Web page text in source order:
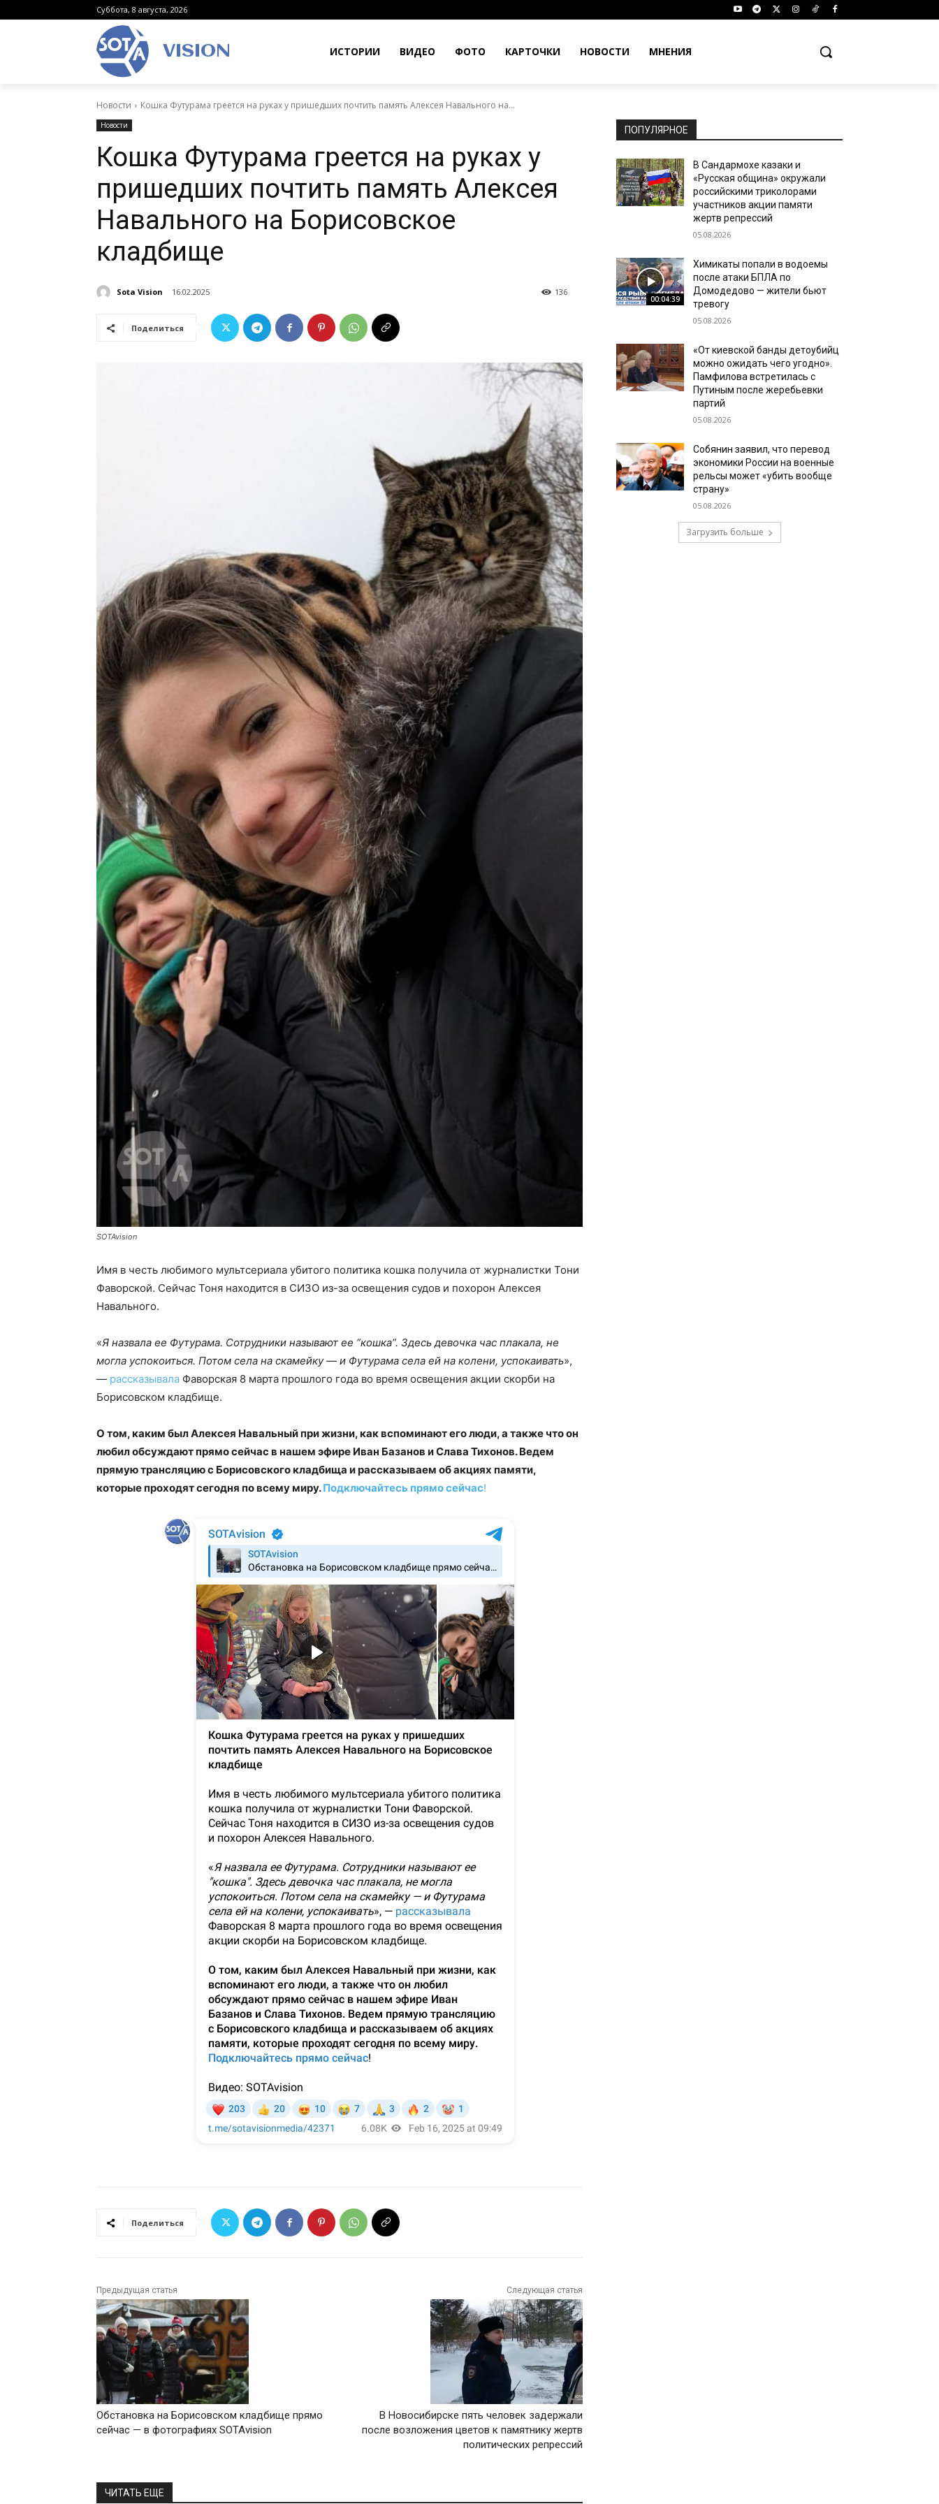
Суббота, 8 августа, 2026
VISION ИСТОРИИ ВИДЕО ФОТО КАРТОЧКИ НОВОСТИ МНЕНИЯ
Новости Кошка Футурама греется на руках у пришедших почтить память Алексея Навального на...
Новости
Кошка Футурама греется на руках у
пришедших почтить память Алексея
Навального на Борисовское
кладбище
Sota Vision 16.02.2025 136
Поделиться
SOTAvision
Имя в честь любимого мультсериала убитого политика кошка получила от журналистки Тони
Фаворской. Сейчас Тоня находится в СИЗО из-за освещения судов и похорон Алексея
Навального.
«Я назвала ее Футурама. Сотрудники называют ее “кошка”. Здесь девочка час плакала, не
могла успокоиться. Потом села на скамейку — и Футурама села ей на колени, успокаивать»,
— рассказывала Фаворская 8 марта прошлого года во время освещения акции скорби на
Борисовском кладбище.
О том, каким был Алексея Навальный при жизни, как вспоминают его люди, а также что он
любил обсуждают прямо сейчас в нашем эфире Иван Базанов и Слава Тихонов. Ведем
прямую трансляцию с Борисовского кладбища и рассказываем об акциях памяти,
которые проходят сегодня по всему миру.Подключайтесь прямо сейчас!
Поделиться
Предыдущая статья
Обстановка на Борисовском кладбище прямо
сейчас — в фотографиях SOTAvision
Следующая статья
В Новосибирске пять человек задержали
после возложения цветов к памятнику жертв
политических репрессий
ЧИТАТЬ ЕЩЕ
ПОПУЛЯРНОЕ
В Сандармохе казаки и
«Русская община» окружали
российскими триколорами
участников акции памяти
жертв репрессий
05.08.2026
00:04:39
Химикаты попали в водоемы
после атаки БПЛА по
Домодедово — жители бьют
тревогу
05.08.2026
«От киевской банды детоубийц
можно ожидать чего угодно».
Памфилова встретилась с
Путиным после жеребьевки
партий
05.08.2026
Собянин заявил, что перевод
экономики России на военные
рельсы может «убить вообще
страну»
05.08.2026
Загрузить больше